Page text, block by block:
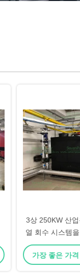
3상 250KW 산업
열 회수 시스템을
병합
가장 좋은 가